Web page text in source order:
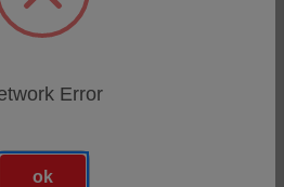
-
Kleinteileadapter
Funkenanregung - S4 UV
Anmeldung für Preise
Error
ok